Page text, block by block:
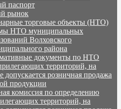
паспорт
рынок
торговые объекты (НТО)
НТО муниципальных
Волховского
района
документы по НТО
территорий, на
допускается розничная продажа
продукции
комиссия по определению
территорий, на